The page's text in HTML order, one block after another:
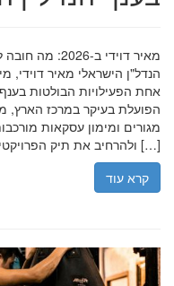
מאיר דוידי
הנדל"ן הישראלי מאיר דוידי,
אחת הפעילויות הבולטות
הפועלת בעיקר במרכז הארץ,
ולהרחיב את תיק הפרויקטים שלה, תוך הדגשת ערכי […]
קרא עוד